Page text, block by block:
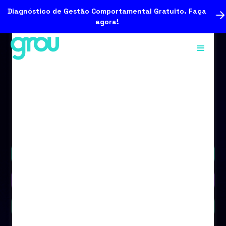
Diagnóstico de Gestão Comportamental Gratuito. Faça
agora!